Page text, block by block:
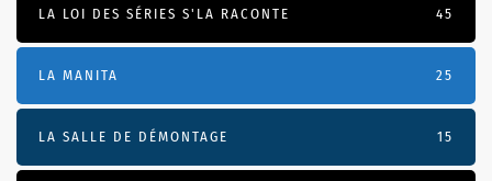
LA LOI DES SÉRIES S'LA RACONTE 45
LA MANITA 25
LA SALLE DE DÉMONTAGE 15